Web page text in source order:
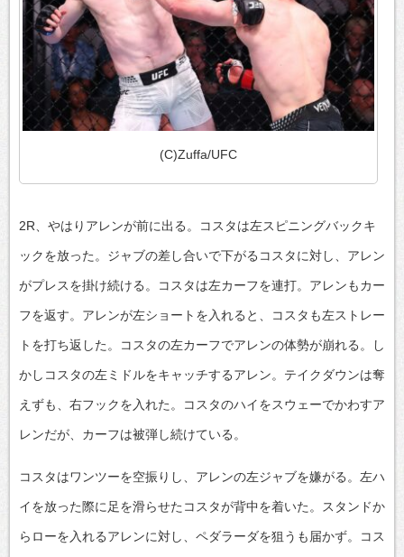
(C)Zuffa/UFC
2R、やはりアレンが前に出る。コスタは左スピニングバックキ
ックを放った。ジャブの差し合いで下がるコスタに対し、アレン
がプレスを掛け続ける。コスタは左カーフを連打。アレンもカー
フを返す。アレンが左ショートを入れると、コスタも左ストレー
トを打ち返した。コスタの左カーフでアレンの体勢が崩れる。し
かしコスタの左ミドルをキャッチするアレン。テイクダウンは奪
えずも、右フックを入れた。コスタのハイをスウェーでかわすア
レンだが、カーフは被弾し続けている。
コスタはワンツーを空振りし、アレンの左ジャブを嫌がる。左ハ
イを放った際に足を滑らせたコスタが背中を着いた。スタンドか
らローを入れるアレンに対し、ペダラーダを狙うも届かず。コス